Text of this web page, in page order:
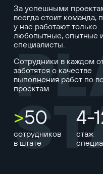
За успешными
всегда стоит команда,
у нас работают только
любопытные, опытные
специалисты.
Сотрудники в каждом
заботятся о качестве
выполнения работ по
проектам.
>50
сотрудников
в штате
4-
стаж